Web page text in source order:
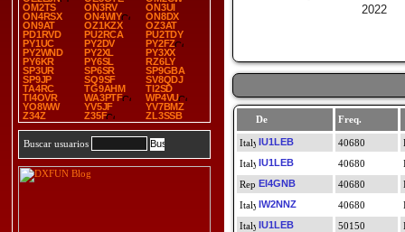
OM2TS
ON3RV
ON3UI
ON4RSX
ON4WIY
ON8DX
ON9AT
OZ1KZX
OZ3AT
PD1RVD
PU2RCA
PU2TDY
PY1UC
PY2DV
PY2FZ
PY2WND
PY2XL
PY3XX
PY6KR
PY6SL
RZ6LY
SP3UR
SP6SR
SP9GBA
SP9JP
SQ9SF
SV8QDJ
TA4RC
TG9AHM
TI2SD
TI4OVR
WA3PTF
WP4VU
YO8WW
YV5JF
YV7BMZ
Z34Z
Z35F ZL3SSB
Buscar usuarios
2022
De Freq.
IU1LEB
40680
IU1LEB
40680
EI4GNB
40680
IW2NNZ
40680
IU1LEB
50150